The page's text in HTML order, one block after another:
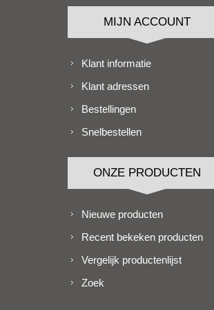
MIJN ACCOUNT
Klant informatie
Klant adressen
Bestellingen
Snelbestellen
ONZE PRODUCTEN
Nieuwe producten
Recent bekeken producten
Vergelijk productenlijst
Zoek